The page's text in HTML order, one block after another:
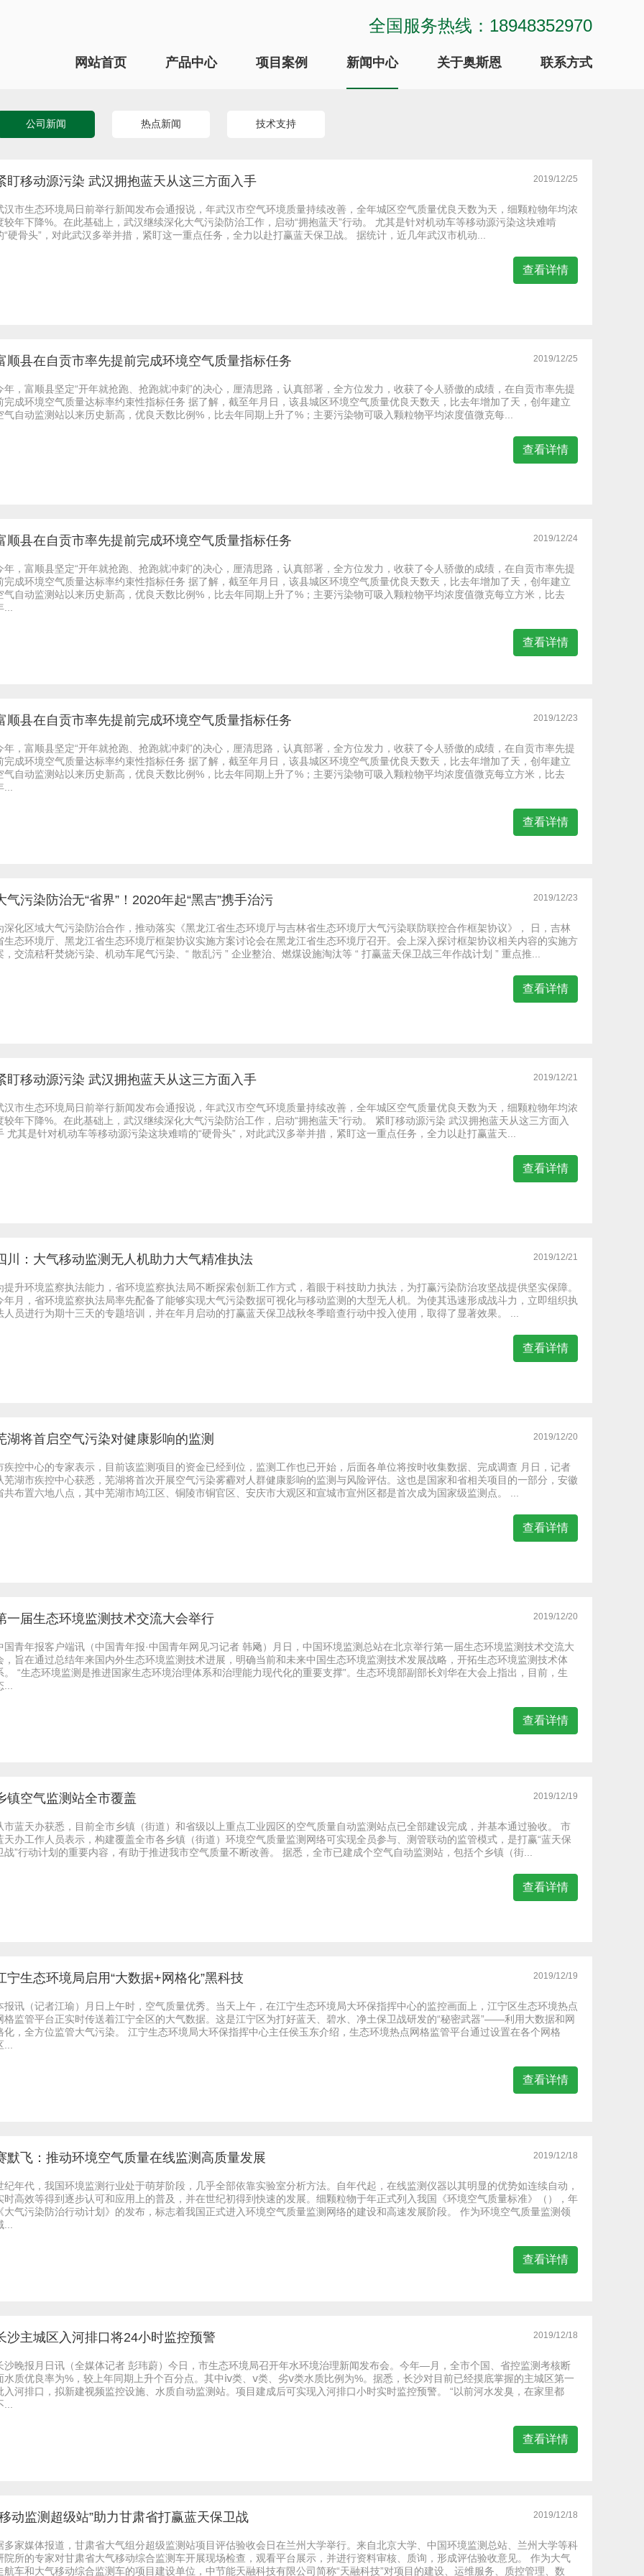
全国服务热线：18948352970
网站首页 产品中心 项目案例 新闻中心 关于奥斯恩 联系方式
公司新闻 热点新闻 技术支持
2019/12/25
盯移动源污染 武汉拥抱蓝天从这三方面入手
汉市生态环境局日前举行新闻发布会通报说，年武汉市空气环境质量持续改善，全年城区空气质量优良天数为天，细颗粒物年均浓
较年下降%。在此基础上，武汉继续深化大气污染防治工作，启动“拥抱蓝天”行动。 尤其是针对机动车等移动源污染这块难啃
“硬骨头”，对此武汉多举并措，紧盯这一重点任务，全力以赴打赢蓝天保卫战。 据统计，近几年武汉市机动...
查看详情
2019/12/25
顺县在自贡市率先提前完成环境空气质量指标任务
年，富顺县坚定“开年就抢跑、抢跑就冲刺”的决心，厘清思路，认真部署，全方位发力，收获了令人骄傲的成绩，在自贡市率先提
完成环境空气质量达标率约束性指标任务 据了解，截至年月日，该县城区环境空气质量优良天数天，比去年增加了天，创年建立
气自动监测站以来历史新高，优良天数比例%，比去年同期上升了%；主要污染物可吸入颗粒物平均浓度值微克每...
查看详情
2019/12/24
顺县在自贡市率先提前完成环境空气质量指标任务
年，富顺县坚定“开年就抢跑、抢跑就冲刺”的决心，厘清思路，认真部署，全方位发力，收获了令人骄傲的成绩，在自贡市率先提
完成环境空气质量达标率约束性指标任务 据了解，截至年月日，该县城区环境空气质量优良天数天，比去年增加了天，创年建立
气自动监测站以来历史新高，优良天数比例%，比去年同期上升了%；主要污染物可吸入颗粒物平均浓度值微克每立方米，比去
查看详情
2019/12/23
顺县在自贡市率先提前完成环境空气质量指标任务
年，富顺县坚定“开年就抢跑、抢跑就冲刺”的决心，厘清思路，认真部署，全方位发力，收获了令人骄傲的成绩，在自贡市率先提
完成环境空气质量达标率约束性指标任务 据了解，截至年月日，该县城区环境空气质量优良天数天，比去年增加了天，创年建立
气自动监测站以来历史新高，优良天数比例%，比去年同期上升了%；主要污染物可吸入颗粒物平均浓度值微克每立方米，比去
查看详情
2019/12/23
气污染防治无“省界”！2020年起“黑吉”携手治污
深化区域大气污染防治合作，推动落实《黑龙江省生态环境厅与吉林省生态环境厅大气污染联防联控合作框架协议》， 日，吉林
生态环境厅、黑龙江省生态环境厅框架协议实施方案讨论会在黑龙江省生态环境厅召开。会上深入探讨框架协议相关内容的实施方
，交流秸秆焚烧污染、机动车尾气污染、“ 散乱污 ” 企业整治、燃煤设施淘汰等 “ 打赢蓝天保卫战三年作战计划 ” 重点推...
查看详情
2019/12/21
盯移动源污染 武汉拥抱蓝天从这三方面入手
汉市生态环境局日前举行新闻发布会通报说，年武汉市空气环境质量持续改善，全年城区空气质量优良天数为天，细颗粒物年均浓
较年下降%。在此基础上，武汉继续深化大气污染防治工作，启动“拥抱蓝天”行动。 紧盯移动源污染 武汉拥抱蓝天从这三方面入
尤其是针对机动车等移动源污染这块难啃的“硬骨头”，对此武汉多举并措，紧盯这一重点任务，全力以赴打赢蓝天...
查看详情
2019/12/21
川：大气移动监测无人机助力大气精准执法
提升环境监察执法能力，省环境监察执法局不断探索创新工作方式，着眼于科技助力执法，为打赢污染防治攻坚战提供坚实保障。
年月，省环境监察执法局率先配备了能够实现大气污染数据可视化与移动监测的大型无人机。为使其迅速形成战斗力，立即组织执
人员进行为期十三天的专题培训，并在年月启动的打赢蓝天保卫战秋冬季暗查行动中投入使用，取得了显著效果。 ...
查看详情
2019/12/20
湖将首启空气污染对健康影响的监测
疾控中心的专家表示，目前该监测项目的资金已经到位，监测工作也已开始，后面各单位将按时收集数据、完成调查 月日，记者
芜湖市疾控中心获悉，芜湖将首次开展空气污染雾霾对人群健康影响的监测与风险评估。这也是国家和省相关项目的一部分，安徽
共布置六地八点，其中芜湖市鸠江区、铜陵市铜官区、安庆市大观区和宣城市宣州区都是首次成为国家级监测点。 ...
查看详情
2019/12/20
一届生态环境监测技术交流大会举行
国青年报客户端讯（中国青年报·中国青年网见习记者 韩飏）月日，中国环境监测总站在北京举行第一届生态环境监测技术交流大
，旨在通过总结年来国内外生态环境监测技术进展，明确当前和未来中国生态环境监测技术发展战略，开拓生态环境监测技术体
。 “生态环境监测是推进国家生态环境治理体系和治理能力现代化的重要支撑”。生态环境部副部长刘华在大会上指出，目前，生
查看详情
2019/12/19
镇空气监测站全市覆盖
市蓝天办获悉，目前全市乡镇（街道）和省级以上重点工业园区的空气质量自动监测站点已全部建设完成，并基本通过验收。 市
天办工作人员表示，构建覆盖全市各乡镇（街道）环境空气质量监测网络可实现全员参与、测管联动的监管模式，是打赢“蓝天保
战”行动计划的重要内容，有助于推进我市空气质量不断改善。 据悉，全市已建成个空气自动监测站，包括个乡镇（街...
查看详情
2019/12/19
宁生态环境局启用“大数据+网格化”黑科技
报讯（记者江瑜）月日上午时，空气质量优秀。当天上午，在江宁生态环境局大环保指挥中心的监控画面上，江宁区生态环境热点
格监管平台正实时传送着江宁全区的大气数据。这是江宁区为打好蓝天、碧水、净土保卫战研发的“秘密武器”——利用大数据和网
化，全方位监管大气污染。 江宁生态环境局大环保指挥中心主任侯玉东介绍，生态环境热点网格监管平台通过设置在各个网格
查看详情
2019/12/18
默飞：推动环境空气质量在线监测高质量发展
纪年代，我国环境监测行业处于萌芽阶段，几乎全部依靠实验室分析方法。自年代起，在线监测仪器以其明显的优势如连续自动，
时高效等得到逐步认可和应用上的普及，并在世纪初得到快速的发展。细颗粒物于年正式列入我国《环境空气质量标准》（），年
大气污染防治行动计划》的发布，标志着我国正式进入环境空气质量监测网络的建设和高速发展阶段。 作为环境空气质量监测领
查看详情
2019/12/18
沙主城区入河排口将24小时监控预警
沙晚报月日讯（全媒体记者 彭玮蔚）今日，市生态环境局召开年水环境治理新闻发布会。今年—月，全市个国、省控监测考核断
水质优良率为%，较上年同期上升个百分点。其中ⅳ类、ⅴ类、劣ⅴ类水质比例为%。据悉，长沙对目前已经摸底掌握的主城区第一
入河排口，拟新建视频监控设施、水质自动监测站。项目建成后可实现入河排口小时实时监控预警。 “以前河水发臭，在家里都
查看详情
2019/12/18
动监测超级站”助力甘肃省打赢蓝天保卫战
多家媒体报道，甘肃省大气组分超级监测站项目评估验收会日在兰州大学举行。来自北京大学、中国环境监测总站、兰州大学等科
院所的专家对甘肃省大气移动综合监测车开展现场检查，观看平台展示，并进行资料审核、质询，形成评估验收意见。 作为大气
航车和大气移动综合监测车的项目建设单位，中节能天融科技有限公司简称“天融科技”对项目的建设、运维服务、质控管理、数